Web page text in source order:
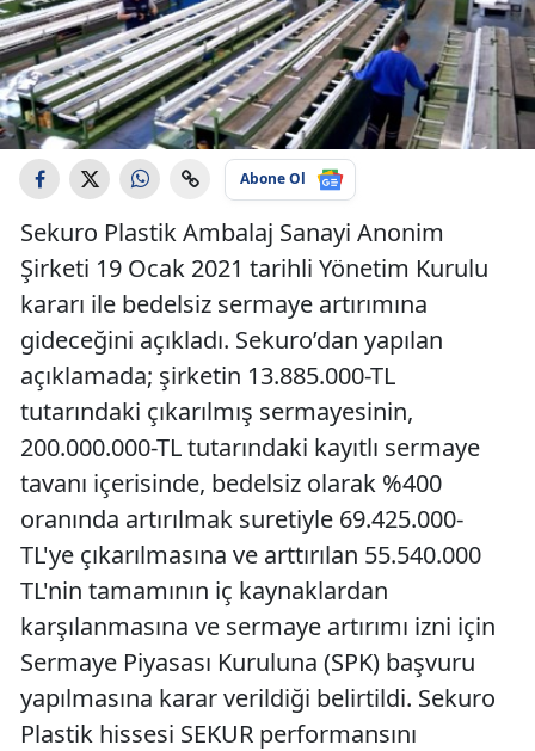
Abone Ol
Sekuro Plastik Ambalaj Sanayi Anonim
Şirketi 19 Ocak 2021 tarihli Yönetim Kurulu
kararı ile bedelsiz sermaye artırımına
gideceğini açıkladı. Sekuro’dan yapılan
açıklamada; şirketin 13.885.000-TL
tutarındaki çıkarılmış sermayesinin,
200.000.000-TL tutarındaki kayıtlı sermaye
tavanı içerisinde, bedelsiz olarak %400
oranında artırılmak suretiyle 69.425.000-
TL'ye çıkarılmasına ve arttırılan 55.540.000
TL'nin tamamının iç kaynaklardan
karşılanmasına ve sermaye artırımı izni için
Sermaye Piyasası Kuruluna (SPK) başvuru
yapılmasına karar verildiği belirtildi. Sekuro
Plastik hissesi SEKUR performansını